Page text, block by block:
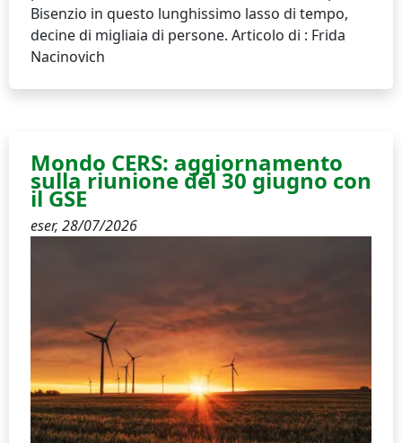
Bisenzio in questo lunghissimo lasso di tempo,
decine di migliaia di persone. Articolo di : Frida
Nacinovich
Mondo CERS: aggiornamento
sulla riunione del 30 giugno con
il GSE
eser, 28/07/2026